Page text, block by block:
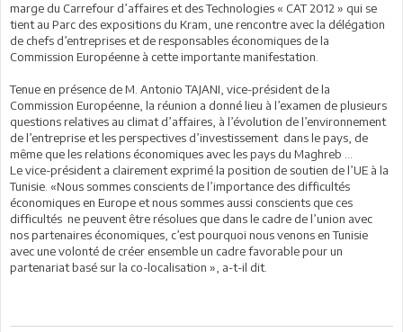
marge du Carrefour d’affaires et des Technologies « CAT 2012 » qui se
tient au Parc des expositions du Kram, une rencontre avec la délégation
de chefs d’entreprises et de responsables économiques de la
Commission Européenne à cette importante manifestation.
Tenue en présence de M. Antonio TAJANI, vice-président de la
Commission Européenne, la réunion a donné lieu à l’examen de plusieurs
questions relatives au climat d’affaires, à l’évolution de l’environnement
de l’entreprise et les perspectives d’investissement dans le pays, de
même que les relations économiques avec les pays du Maghreb ...
Le vice-président a clairement exprimé la position de soutien de l’UE à la
Tunisie. «Nous sommes conscients de l’importance des difficultés
économiques en Europe et nous sommes aussi conscients que ces
difficultés ne peuvent être résolues que dans le cadre de l’union avec
nos partenaires économiques, c’est pourquoi nous venons en Tunisie
avec une volonté de créer ensemble un cadre favorable pour un
partenariat basé sur la co-localisation », a-t-il dit.